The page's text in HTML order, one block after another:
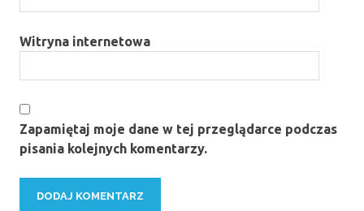
Witryna internetowa
Zapamiętaj moje dane w tej przeglądarce podczas
pisania kolejnych komentarzy.